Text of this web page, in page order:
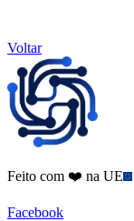
Voltar
Feito com ❤️ na UE
Facebook